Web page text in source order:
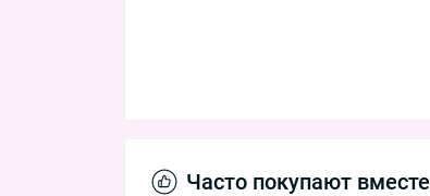
Часто покупают вместе